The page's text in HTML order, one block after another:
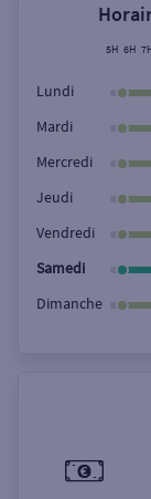
Rue5H 6H
Lundi
Mardi
Mercredi
Jeudi
Vendredi
Samedi
Dimanche